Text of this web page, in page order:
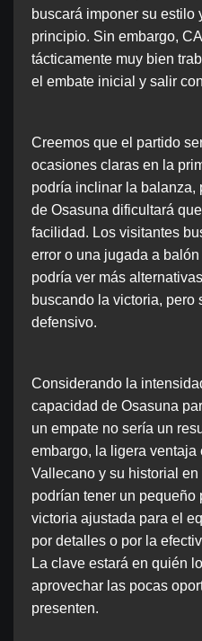
buscará imponer su estilo
principio. Sin embargo,
tácticamente muy bien
el embate inicial y salir
Creemos que el partido
ocasiones claras en la
podría inclinar la balanza,
de Osasuna dificultará
facilidad. Los visitantes
error o una jugada a
podría ver más
buscando la victoria, pero
defensivo.
Considerando la
capacidad de Osasuna
un empate no sería un
embargo, la ligera
Vallecano y su historial
podrían tener un pequeño
victoria ajustada para el
por detalles o por la
La clave estará en quién
aprovechar las pocas
presenten.